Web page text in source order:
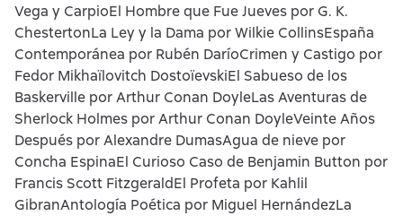
Vega y CarpioEl Hombre que Fue Jueves por G. K.
ChestertonLa Ley y la Dama por Wilkie CollinsEspaña
Contemporánea por Rubén DaríoCrimen y Castigo por
Fedor Mikhaïlovitch DostoïevskiEl Sabueso de los
Baskerville por Arthur Conan DoyleLas Aventuras de
Sherlock Holmes por Arthur Conan DoyleVeinte Años
Después por Alexandre DumasAgua de nieve por
Concha EspinaEl Curioso Caso de Benjamin Button por
Francis Scott FitzgeraldEl Profeta por Kahlil
GibranAntología Poética por Miguel HernándezLa